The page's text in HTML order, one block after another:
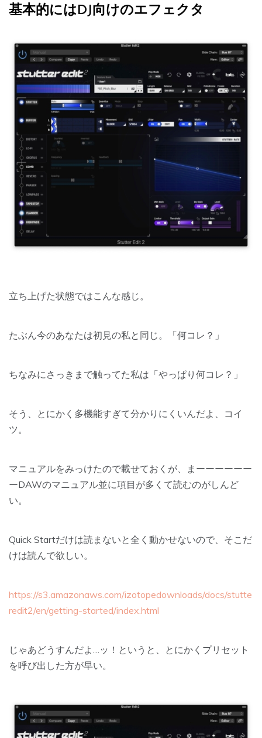
基本的にはDJ向けのエフェクタ
立ち上げた状態ではこんな感じ。
たぶん今のあなたは初見の私と同じ。「何コレ？」
ちなみにさっきまで触ってた私は「やっぱり何コレ？」
そう、とにかく多機能すぎて分かりにくいんだよ、コイ
ツ。
マニュアルをみっけたので載せておくが、まーーーーーー
ーDAWのマニュアル並に項目が多くて読むのがしんど
い。
Quick Startだけは読まないと全く動かせないので、そこだ
けは読んで欲しい。
https://s3.amazonaws.com/izotopedownloads/docs/stutte
redit2/en/getting-started/index.html
じゃあどうすんだよ…ッ！というと、とにかくプリセット
を呼び出した方が早い。